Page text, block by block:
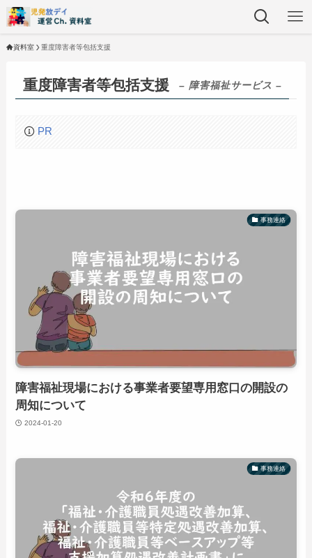
資料室 重度障害者等包括支援
重度障害者等包括支援 – 障害福祉サービス –
PR
事務連絡
障害福祉現場における事業者要望専用窓口の開設の
周知について
2024-01-20
事務連絡